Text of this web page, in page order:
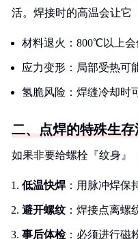
活。焊接时的高温会让它
材料退火：800℃以上会
应力变形：局部受热可
氢脆风险：焊缝冷却时
二、点焊的特殊生存
如果非要给螺栓『纹身』
低温快焊：用脉冲焊保
避开螺纹：焊接点离螺
事后体检：必须进行磁